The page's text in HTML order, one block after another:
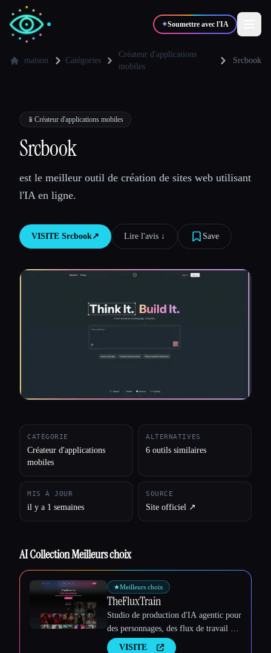
✦Soumettre avec l'IA
💻Développeurs
🎓 Étudiants 🎬Créateurs
Blog
maison Catégories
Créateur d'applications
mobiles
Srcbook
📱 Créateur d'applications mobiles
Srcbook
est le meilleur outil de création de sites web utilisant
l'IA en ligne.
VISITE Srcbook↗︎ Lire l'avis ↓︎ Save
CATÉGORIE
Créateur d'applications
mobiles
ALTERNATIVES
6 outils similaires
MIS À JOUR
il y a 1 semaines
SOURCE
Site officiel ↗︎
AI Collection Meilleurs choix
★Meilleurs choix
TheFluxTrain
Studio de production d'IA agentic pour
des personnages, des flux de travail et
des vidéos cohérents
VISITE